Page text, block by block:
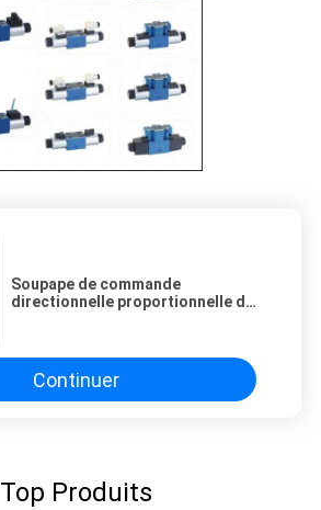
Soupape de commande
directionnelle proportionnelle de
supplémentaires d'écoulement
Continuer
Top Produits